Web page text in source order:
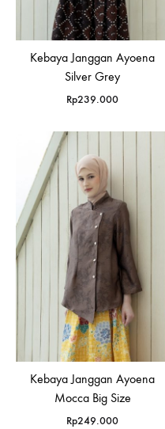
Kebaya Janggan Ayoena
Silver Grey
Rp239.000
Kebaya Janggan Ayoena
Mocca Big Size
Rp249.000